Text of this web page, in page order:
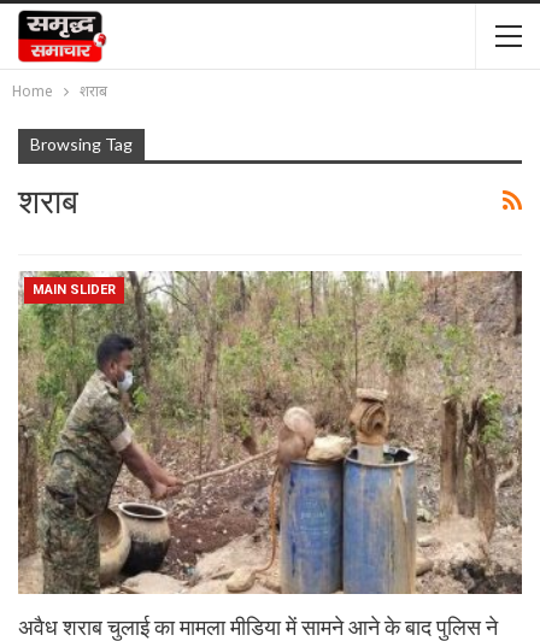
Home शराब
Browsing Tag
शराब
MAIN SLIDER
अवैध शराब चुलाई का मामला मीडिया में सामने आने के बाद पुलिस ने